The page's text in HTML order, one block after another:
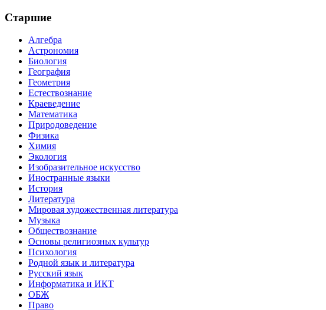
Старшие
Алгебра
Астрономия
Биология
География
Геометрия
Естествознание
Краеведение
Математика
Природоведение
Физика
Химия
Экология
Изобразительное искусство
Иностранные языки
История
Литература
Мировая художественная литература
Музыка
Обществознание
Основы религиозных культур
Психология
Родной язык и литература
Русский язык
Информатика и ИКТ
ОБЖ
Право